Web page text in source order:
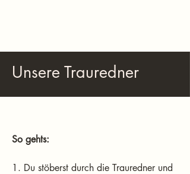
Unsere Trauredner
So gehts:
1. Du stöberst durch die Trauredner und